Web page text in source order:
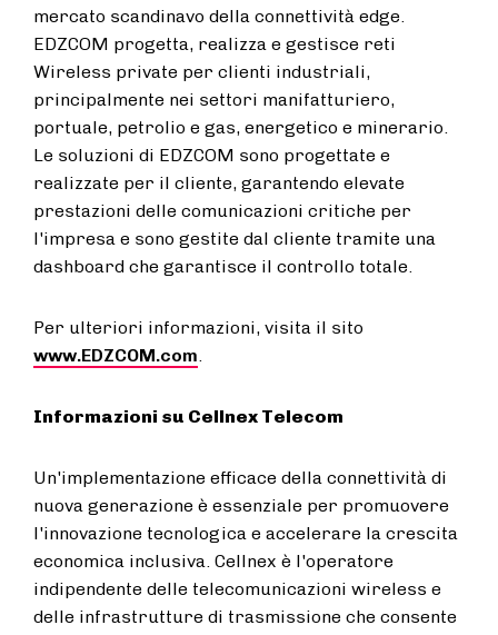
mercato scandinavo della connettività edge.
EDZCOM progetta, realizza e gestisce reti
Wireless private per clienti industriali,
principalmente nei settori manifatturiero,
portuale, petrolio e gas, energetico e minerario.
Le soluzioni di EDZCOM sono progettate e
realizzate per il cliente, garantendo elevate
prestazioni delle comunicazioni critiche per
l'impresa e sono gestite dal cliente tramite una
dashboard che garantisce il controllo totale.
Per ulteriori informazioni, visita il sito
www.EDZCOM.com.
Informazioni su Cellnex Telecom
Un'implementazione efficace della connettività di
nuova generazione è essenziale per promuovere
l'innovazione tecnologica e accelerare la crescita
economica inclusiva. Cellnex è l'operatore
indipendente delle telecomunicazioni wireless e
delle infrastrutture di trasmissione che consente